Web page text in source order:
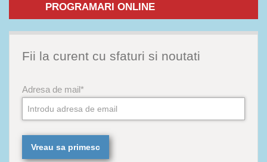
PROGRAMARI ONLINE
Fii la curent cu sfaturi si noutati
Adresa de mail*